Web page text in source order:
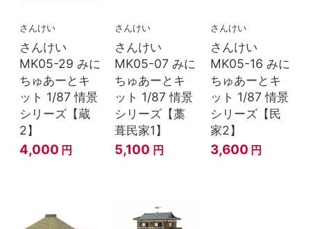
さんけい
さんけい
MK05-29 みに
ちゅあーとキ
ット 1/87 情景
シリーズ【蔵
2】
4,000 円
さんけい
さんけい
MK05-07 みに
ちゅあーとキ
ット 1/87 情景
シリーズ【藁
葺民家1】
5,100 円
さんけい
さんけい
MK05-16 みに
ちゅあーとキ
ット 1/87 情景
シリーズ【民
家2】
3,600 円